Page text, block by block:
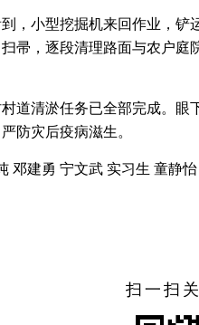
，小型挖掘机来回作业，
帚，逐段清理路面与农户
道清淤任务已全部完成。眼
防灾后疫病滋生。
邓建勇 宁文武 实习生 童静怡
扫一扫